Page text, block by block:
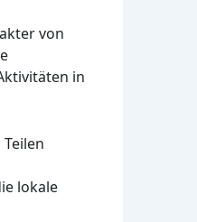
von
in
lokale